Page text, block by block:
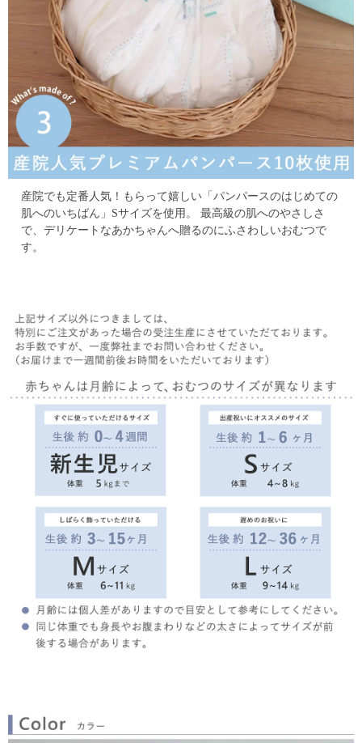
産院でも定番人気！もらって嬉しい「パンパースのはじめての
肌へのいちばん」Sサイズを使用。
最高級の肌へのやさしさ
で、デリケートなあかちゃんへ贈るのにふさわしいおむつで
す。